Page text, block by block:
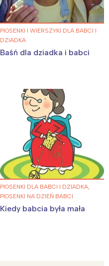
PIOSENKI I WIERSZYKI DLA BABCI I
DZIADKA
Baśń dla dziadka i babci
PIOSENKI DLA BABCI I DZIADKA,
PIOSENKI NA DZIEŃ BABCI
Kiedy babcia była mała